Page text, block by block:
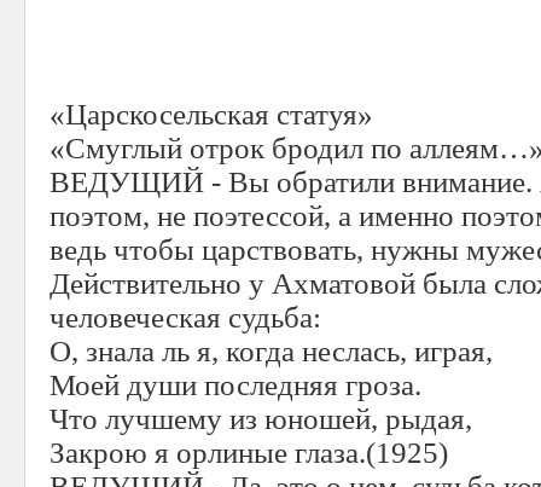
«Царскосельская статуя»
«Смуглый отрок бродил по
ВЕДУЩИЙ - Вы обратили внимание.
поэтом, не поэтессой, а именно
ведь чтобы царствовать, нужны
Действительно у Ахматовой была
человеческая судьба:
О, знала ль я, когда неслась, играя,
Моей души последняя гроза.
Что лучшему из юношей, рыдая,
Закрою я орлиные глаза.(1925)